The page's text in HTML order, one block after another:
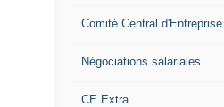
Comité Central d'Entreprise
Négociations salariales
CE Extra